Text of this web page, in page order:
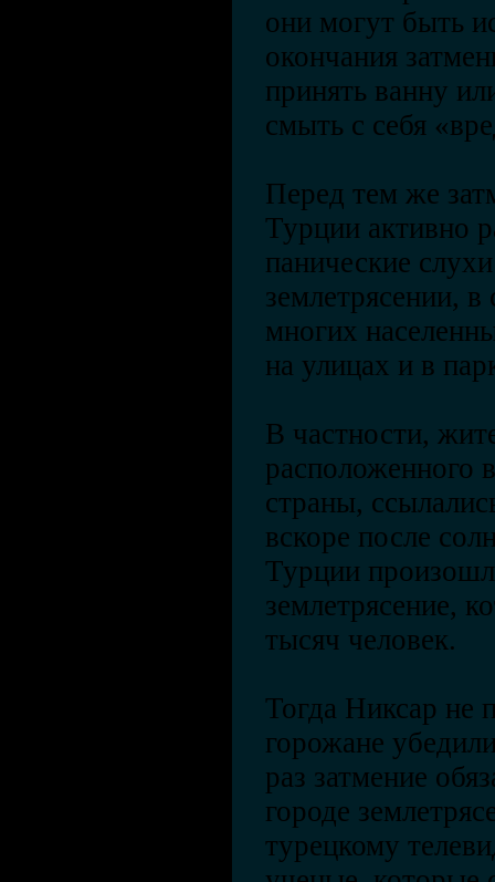
они могут быть
окончания
принять ванну
смыть с себя
Перед тем же
Турции активно
панические
землетрясении,
многих
на улицах и в
В частности,
расположенного
страны,
вскоре после
Турции
землетрясение,
тысяч человек.
Тогда Никсар не
горожане
раз затмение
городе
турецкому